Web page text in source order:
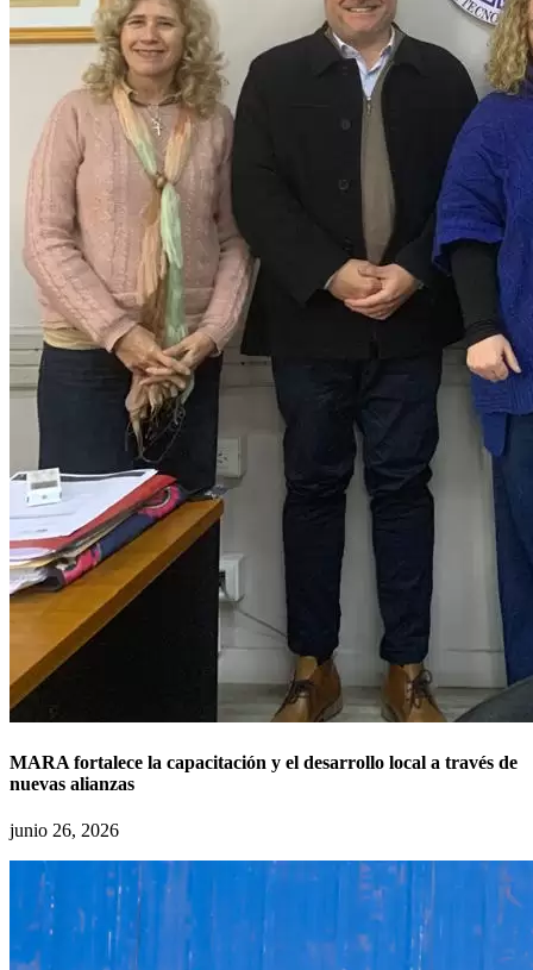
MARA fortalece la capacitación y el desarrollo local a través de
nuevas alianzas
junio 26, 2026